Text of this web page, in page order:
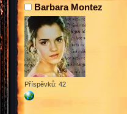
Barbara Montez
Příspěvků: 42